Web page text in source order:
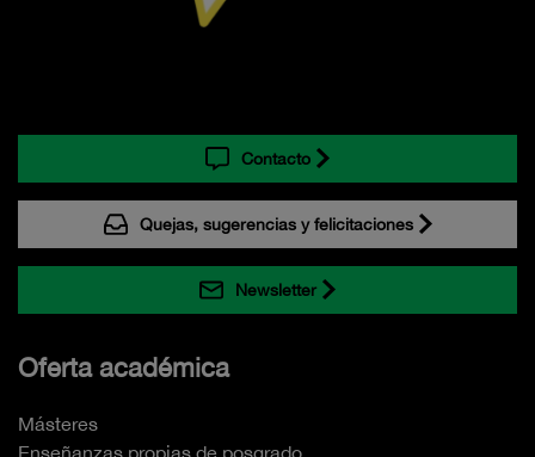
Contacto
Quejas, sugerencias y felicitaciones
Newsletter
Oferta académica
Másteres
Enseñanzas propias de posgrado